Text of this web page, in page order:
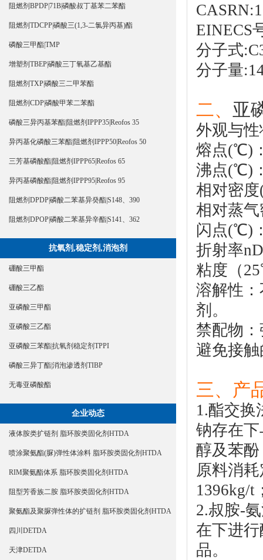
阻燃剂BPDP|71B|磷酸叔丁基苯二苯酯
阻燃剂TDCPP|磷酸三(1,3-二氯异丙基)酯
磷酸三甲酯|TMP
增塑剂TBEP|磷酸三丁氧基乙基酯
阻燃剂TXP|磷酸三二甲苯酯
阻燃剂CDP|磷酸甲苯二苯酯
磷酸三异丙基苯酯|阻燃剂IPPP35|Reofos 35
异丙基化磷酸三苯酯|阻燃剂IPPP50|Reofos 50
三芳基磷酸酯|阻燃剂IPPP65|Reofos 65
异丙基磷酸酯|阻燃剂IPPP95|Reofos 95
阻燃剂DPDP|磷酸二苯基异癸酯|S148、390
阻燃剂DPOP|磷酸二苯基异辛酯|S141、362
抗氧剂,稳定剂,消泡剂
硼酸三甲酯
硼酸三乙酯
亚磷酸三甲酯
亚磷酸三乙酯
亚磷酸三苯酯|抗氧剂稳定剂TPPI
磷酸三异丁酯|消泡渗透剂TIBP
无毒亚磷酸酯
企业动态
液体胺类扩链剂 脂环胺类固化剂HTDA
喷涂聚氨酯(脲)弹性体涂料 脂环胺类固化剂HTDA
RIM聚氨酯体系 脂环胺类固化剂HTDA
阻型芳香族二胺 脂环胺类固化剂HTDA
聚氨酯及聚脲弹性体的扩链剂 脂环胺类固化剂HTDA
四川DETDA
天津DETDA
EINECS
分子式
分子量
二、 亚
外观与
熔点(℃)
沸点(℃)
相对密度
相对蒸
闪点(℃)
折射率
粘度（
溶解性
剂。
禁配物
避免接
三、产
1.酯交换
钠存在
醇及苯
原料消
1396kg/t
2.叔胺-
在下进
品。